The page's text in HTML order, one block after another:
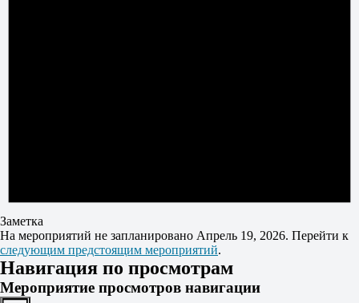
Заметка
На мероприятий не запланировано Апрель 19, 2026. Перейти к
следующим предстоящим мероприятий.
Навигация по просмотрам
Мероприятие просмотров навигации